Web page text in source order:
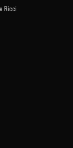
Ricci